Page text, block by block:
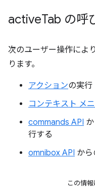
activeTab の呼
次のユーザー操作により
ります。
アクションの実行
コンテキスト メ
commands API
行する
omnibox API か
この情